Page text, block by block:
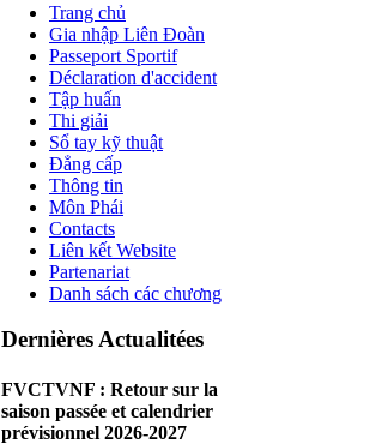
Trang chủ
Gia nhập Liên Đoàn
Passeport Sportif
Déclaration d'accident
Tập huấn
Thi giải
Sổ tay kỹ thuật
Đẳng cấp
Thông tin
Môn Phái
Contacts
Liên kết Website
Partenariat
Danh sách các chương
Dernières Actualitées
FVCTVNF : Retour sur la
saison passée et calendrier
prévisionnel 2026-2027